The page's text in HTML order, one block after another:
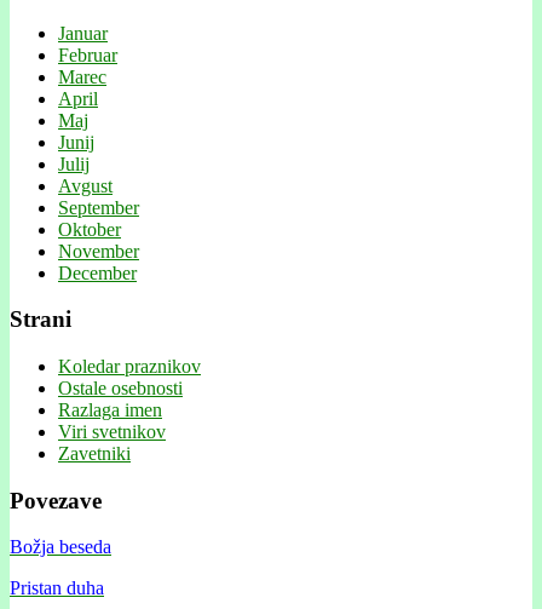
Januar
Februar
Marec
April
Maj
Junij
Julij
Avgust
September
Oktober
November
December
Strani
Koledar praznikov
Ostale osebnosti
Razlaga imen
Viri svetnikov
Zavetniki
Povezave
Božja beseda
Pristan duha